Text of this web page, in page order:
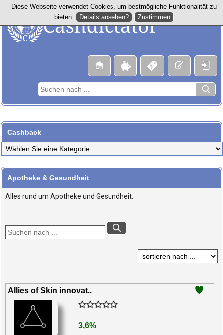
Cashback
Apotheke & Gesundheit
Alles rund um Apotheke und Gesundheit.
Allies of Skin innovat..
3,6%
Diese Webseite verwendet Cookies, um bestmögliche Funktionalität zu
bieten.
Details ansehen? Zustimmen